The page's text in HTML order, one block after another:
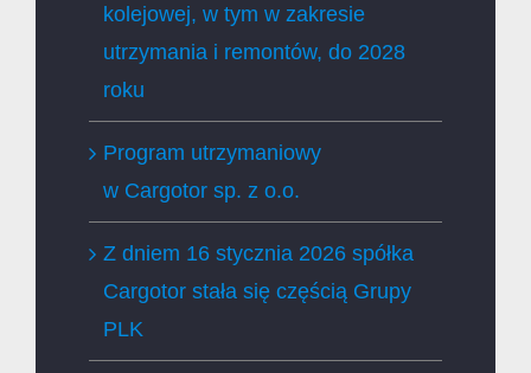
kolejowej, w tym w zakresie
utrzymania i remontów, do 2028
roku
Program utrzymaniowy
w Cargotor sp. z o.o.
Z dniem 16 stycznia 2026 spółka
Cargotor stała się częścią Grupy
PLK